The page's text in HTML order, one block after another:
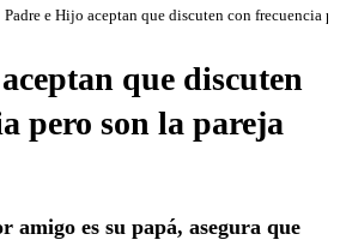
Padre e Hijo aceptan que discuten con frecuencia
que discuten
pero son la pareja
amigo es su papá, asegura que